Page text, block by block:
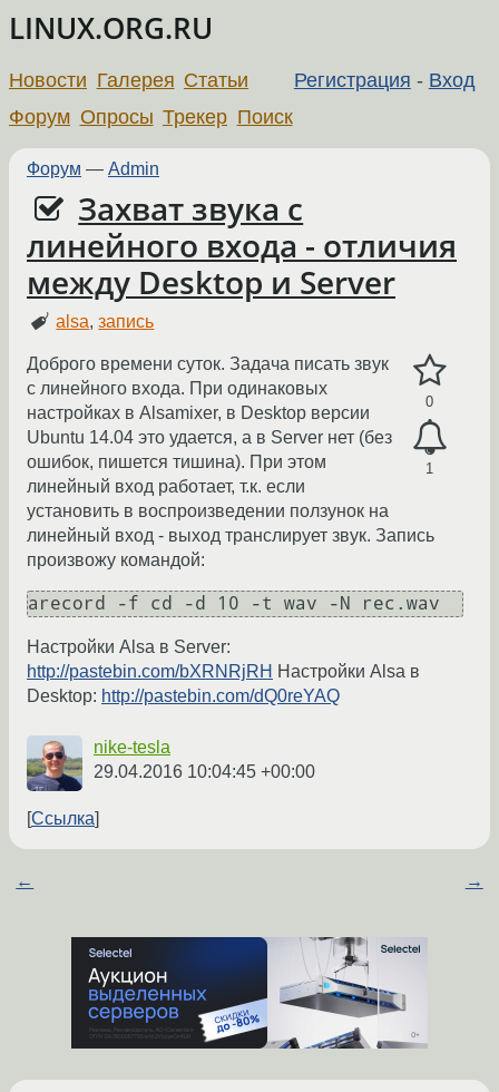
LINUX.ORG.RU
Регистрация - Вход
Новости Галерея Статьи
Форум Опросы Трекер Поиск
Форум — Admin
Захват звука с
линейного входа - отличия
между Desktop и Server
alsa,запись
0
1
Доброго времени суток. Задача писать звук
с линейного входа. При одинаковых
настройках в Alsamixer, в Desktop версии
Ubuntu 14.04 это удается, а в Server нет (без
ошибок, пишется тишина). При этом
линейный вход работает, т.к. если
установить в воспроизведении ползунок на
линейный вход - выход транслирует звук. Запись
произвожу командой:
arecord -f cd -d 10 -t wav -N rec.wav
Настройки Alsa в Server:
http://pastebin.com/bXRNRjRH Настройки Alsa в
Desktop: http://pastebin.com/dQ0reYAQ
nike-tesla
29.04.2016 10:04:45 +00:00
Ссылка
← →